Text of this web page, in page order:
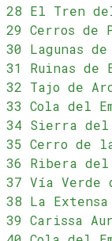
28 El Tren
29 Cerros de
30 Lagunas de
31 Ruinas de
32 Tajo de
33 Cola del
34 Sierra del
35 Cerro de
36 Ribera del
37 Vía Verde
38 La Extensa
39 Carissa